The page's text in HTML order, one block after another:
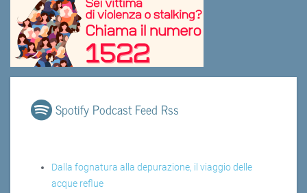
Spotify Podcast Feed Rss
Dalla fognatura alla depurazione, il viaggio delle
acque reflue